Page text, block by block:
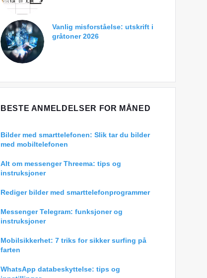
Vanlig misforståelse: utskrift i
gråtoner 2026
BESTE ANMELDELSER FOR MÅNED
Bilder med smarttelefonen: Slik tar du bilder
med mobiltelefonen
Alt om messenger Threema: tips og
instruksjoner
Rediger bilder med smarttelefonprogrammer
Messenger Telegram: funksjoner og
instruksjoner
Mobilsikkerhet: 7 triks for sikker surfing på
farten
WhatsApp databeskyttelse: tips og